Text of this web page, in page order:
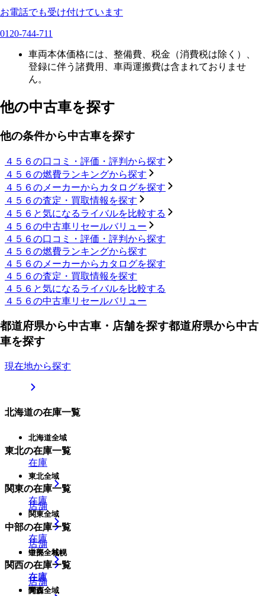
お電話でも受け付けています
0120-744-711
車両本体価格には、整備費、税金（消費税は除く）、
登録に伴う諸費用、車両運搬費は含まれておりませ
ん。
他の中古車を探す
他の条件から中古車を探す
４５６の口コミ・評価・評判から探す
４５６の燃費ランキングから探す
４５６のメーカーからカタログを探す
４５６の査定・買取情報を探す
４５６と気になるライバルを比較する
４５６の中古車リセールバリュー
４５６の口コミ・評価・評判から探す
４５６の燃費ランキングから探す
４５６のメーカーからカタログを探す
４５６の査定・買取情報を探す
４５６と気になるライバルを比較する
４５６の中古車リセールバリュー
都道府県から中古車・店舗を探す都道府県から中古
車を探す
現在地から探す
北海道の在庫一覧
北海道全域
在庫
店舗
道央・札幌
在庫
東北の在庫一覧
東北全域
在庫
店舗
青森
関東の在庫一覧
関東全域
在庫
店舗
中部の在庫一覧
中部全域
在庫
関西の在庫一覧
関西全域